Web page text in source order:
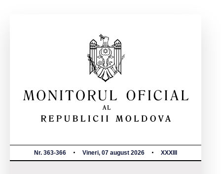
Nr. 363-366 Vineri, 07 august 2026 XXXIII